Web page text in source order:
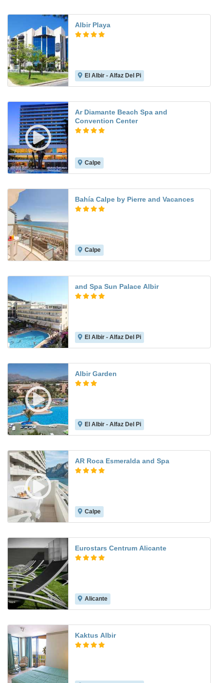
Albir Playa
El Albir - Alfaz Del Pi
Ar Diamante Beach Spa and
Convention Center
Calpe
Bahía Calpe by Pierre and Vacances
Calpe
and Spa Sun Palace Albir
El Albir - Alfaz Del Pi
Albir Garden
El Albir - Alfaz Del Pi
AR Roca Esmeralda and Spa
Calpe
Eurostars Centrum Alicante
Alicante
Kaktus Albir